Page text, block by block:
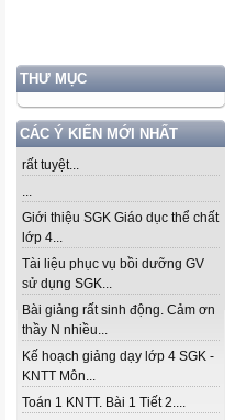
THƯ MỤC
CÁC Ý KIẾN MỚI NHẤT
rất tuyệt...
...
Giới thiệu SGK Giáo dục thể chất
lớp 4...
Tài liệu phục vụ bồi dưỡng GV
sử dụng SGK...
Bài giảng rất sinh động. Cảm ơn
thầy N nhiều...
Kế hoạch giảng dạy lớp 4 SGK -
KNTT Môn...
Toán 1 KNTT. Bài 1 Tiết 2....